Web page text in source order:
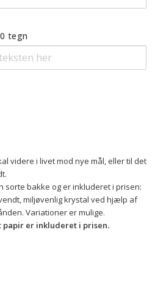
tegn
videre i livet mod nye mål, eller til det
sorte bakke og er inkluderet i prisen:
miljøvenlig krystal ved hjælp af
Variationer er mulige.
papir er inkluderet i prisen.